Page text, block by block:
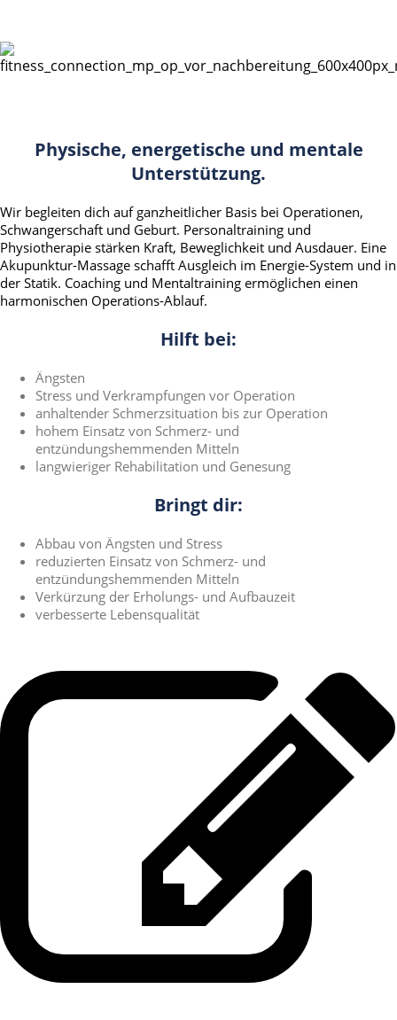
Physische, energetische und mentale
Unterstützung.
Wir begleiten dich auf ganzheitlicher Basis bei Operationen,
Schwangerschaft und Geburt. Personaltraining und
Physiotherapie stärken Kraft, Beweglichkeit und Ausdauer. Eine
Akupunktur-Massage schafft Ausgleich im Energie-System und in
der Statik. Coaching und Mentaltraining ermöglichen einen
harmonischen Operations-Ablauf.
Hilft bei:
Ängsten
Stress und Verkrampfungen vor Operation
anhaltender Schmerzsituation bis zur Operation
hohem Einsatz von Schmerz- und
entzündungshemmenden Mitteln
langwieriger Rehabilitation und Genesung
Bringt dir:
Abbau von Ängsten und Stress
reduzierten Einsatz von Schmerz- und
entzündungshemmenden Mitteln
Verkürzung der Erholungs- und Aufbauzeit
verbesserte Lebensqualität